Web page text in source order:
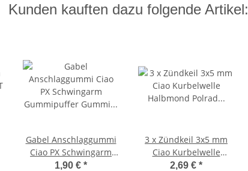
Kunden kauften dazu folgende Artikel:
Gabel Anschlaggummi
Ciao PX Schwingarm
Gummipuffer Gummi -
1,90 € *
3 x Zündkeil 3x5 mm
Ciao Kurbelwelle
Halbmond Polrad
2,69 € *